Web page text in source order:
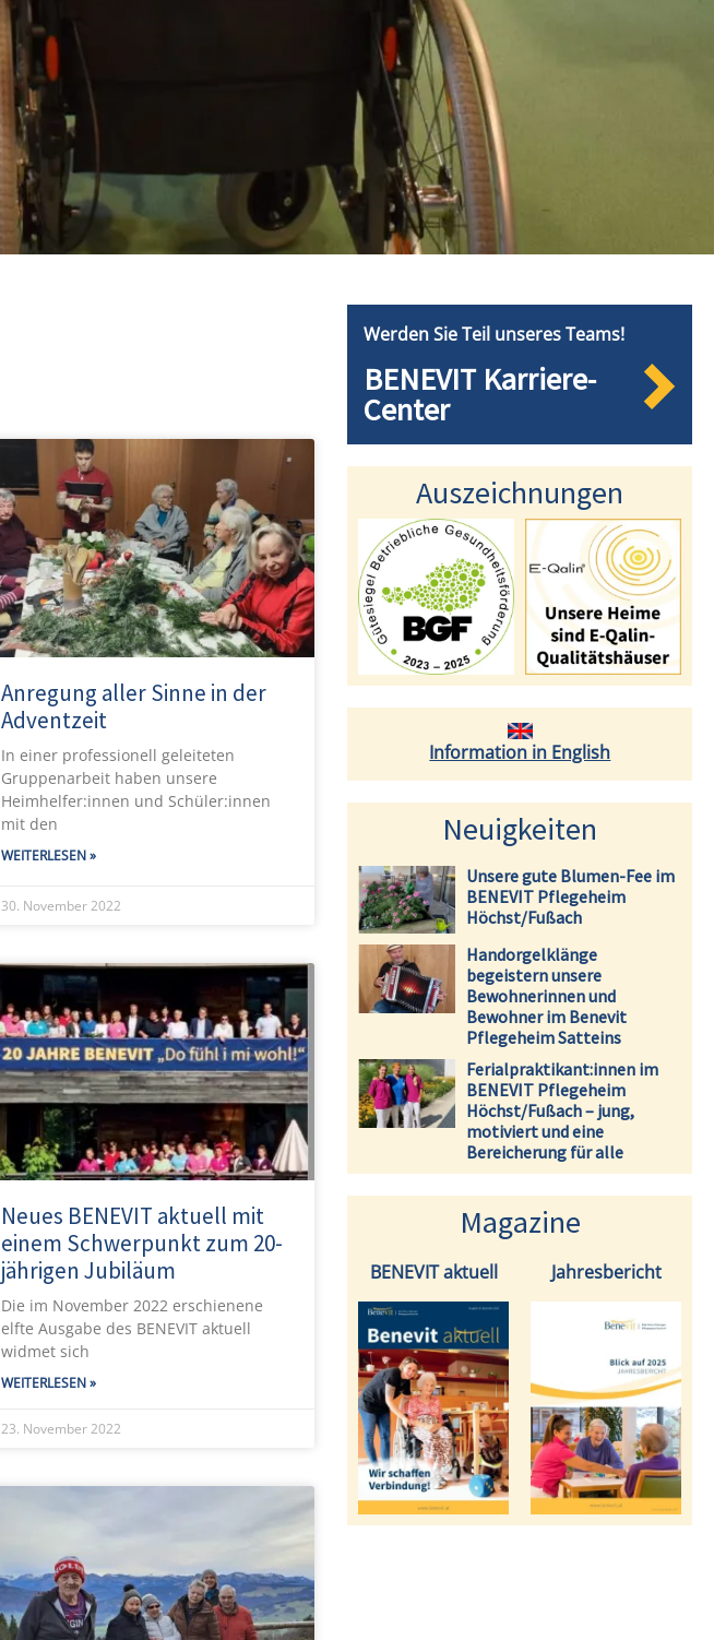
Anregung aller Sinne in der
Adventzeit
In einer professionell geleiteten
Gruppenarbeit haben unsere
Heimhelfer:innen und Schüler:innen
mit den
WEITERLESEN »
30. November 2022
Neues BENEVIT aktuell mit
einem Schwerpunkt zum 20-
jährigen Jubiläum
Die im November 2022 erschienene
elfte Ausgabe des BENEVIT aktuell
widmet sich
WEITERLESEN »
23. November 2022
Werden Sie Teil unseres Teams!
BENEVIT Karriere-
Center
Auszeichnungen
Information in English
Neuigkeiten
Unsere gute Blumen-Fee im
BENEVIT Pflegeheim
Höchst/Fußach
Handorgelklänge
begeistern unsere
Bewohnerinnen und
Bewohner im Benevit
Pflegeheim Satteins
Ferialpraktikant:innen im
BENEVIT Pflegeheim
Höchst/Fußach – jung,
motiviert und eine
Bereicherung für alle
Magazine
BENEVIT aktuell Jahresbericht